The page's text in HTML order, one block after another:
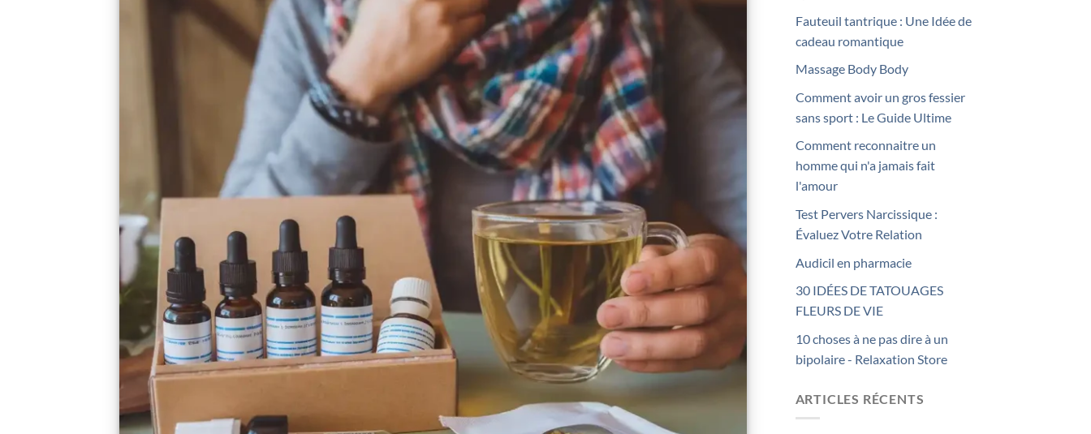
Fauteuil tantrique : Une Idée de
cadeau romantique
Massage Body Body
Comment avoir un gros fessier
sans sport : Le Guide Ultime
Comment reconnaitre un
homme qui n'a jamais fait
l'amour
Test Pervers Narcissique :
Évaluez Votre Relation
Audicil en pharmacie
30 IDÉES DE TATOUAGES
FLEURS DE VIE
10 choses à ne pas dire à un
bipolaire - Relaxation Store
ARTICLES RÉCENTS